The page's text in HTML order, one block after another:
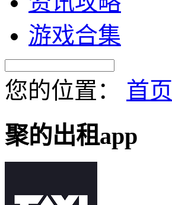
游戏合集
您的位置： 首页
聚的出租app